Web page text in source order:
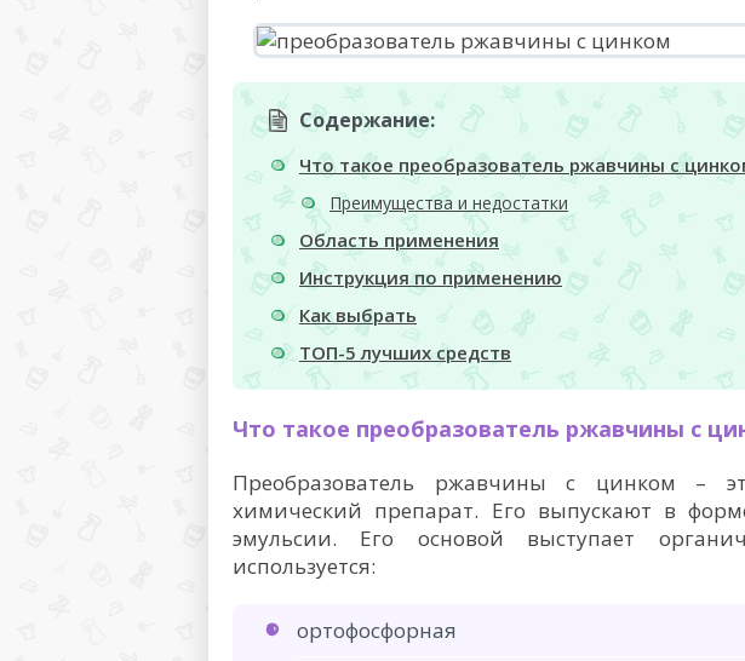
Содержание:
Что такое преобразователь ржавчины с
Преимущества и недостатки
Область применения
Инструкция по применению
Как выбрать
ТОП-5 лучших средств
Что такое преобразователь ржавчины с
Преобразователь ржавчины с цинком –
химический препарат. Его выпускают в
эмульсии. Его основой выступает
используется:
ортофосфорная